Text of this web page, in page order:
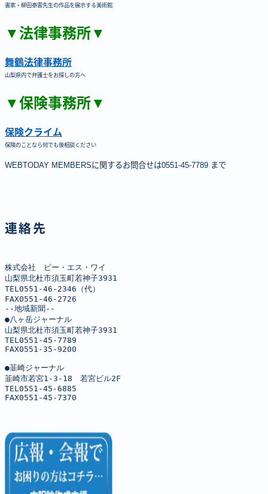
書家・柳田泰雲先生の作品を展示する美術館
▼法律事務所▼
舞鶴法律事務所
山梨県内で弁護士をお探しの方へ
▼保険事務所▼
保険クライム
保険のことなら何でも後相談ください
WEBTODAY MEMBERSに関するお問合せは0551-45-7789 まで
連絡先
株式会社　ピー・エス・ワイ
山梨県北杜市須玉町若神子3931
TEL0551-46-2346（代）
FAX0551-46-2726
--地域新聞--
●八ヶ岳ジャーナル
山梨県北杜市須玉町若神子3931
TEL0551-45-7789
FAX0551-35-9200
●韮崎ジャーナル
韮崎市若宮1-3-18　若宮ビル2F
TEL0551-45-6885
FAX0551-45-7370